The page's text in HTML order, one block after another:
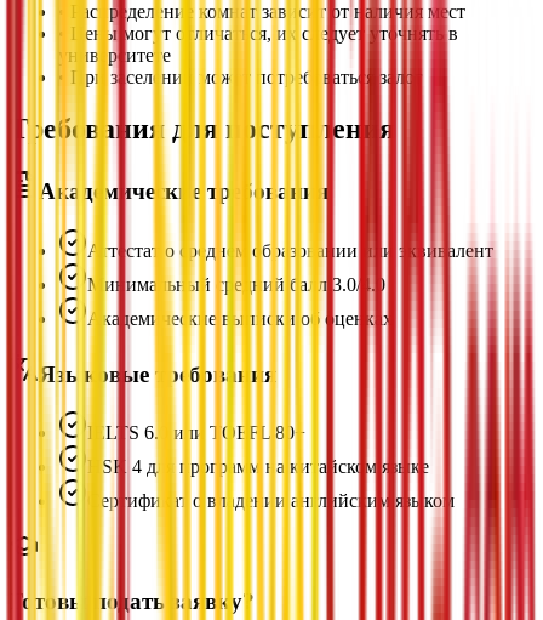
Распределение комнат зависит от наличия мест
Цены могут отличаться, их следует уточнять в
университете
• При заселении может потребоваться залог
Требования для поступления
Академические требования
Аттестат о среднем образовании или эквивалент
Минимальный средний балл 3.0/4.0
Академические выписки об оценках
Языковые требования
IELTS 6.0 или TOEFL 80+
HSK 4 для программ на китайском языке
Сертификат о владении английским языком
Готовы подать заявку?